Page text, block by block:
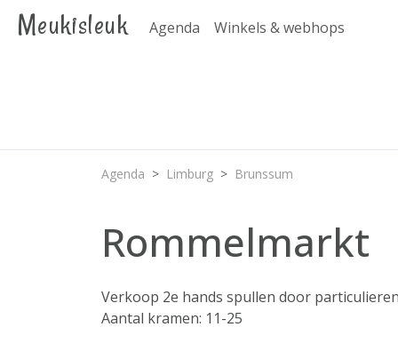
Meukisleuk Agenda Winkels & webhops
Agenda Limburg Brunssum
Rommelmarkt
Verkoop 2e hands spullen door
Aantal kramen: 11-25